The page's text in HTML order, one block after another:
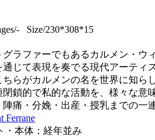
Size/230*308*15
ラファーでもあるカルメン・
じて表現を奏でる現代アーティ
らがカルメンの名を世界に知ら
鎖的で私的な活動を、様々な
痛・分娩・出産・授乳までの一
Ferrane
・本体：経年並み